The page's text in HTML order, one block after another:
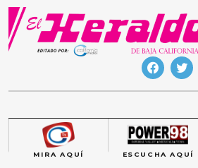
Skip
content
MIRA AQUÍ ESCUCHA AQUÍ